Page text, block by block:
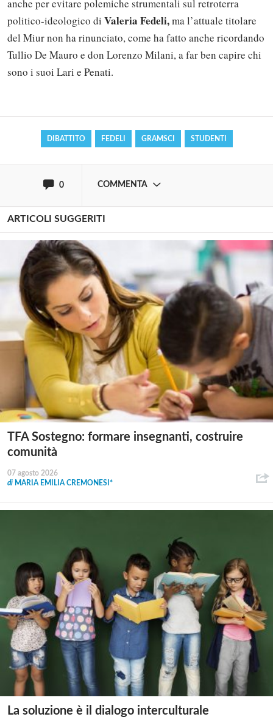
anche per evitare polemiche strumentali sul retroterra
politico-ideologico di Valeria Fedeli,ma l’attuale titolare
del Miur non ha rinunciato, come ha fatto anche ricordando
Tullio De Mauro e don Lorenzo Milani, a far ben capire chi
sono i suoi Lari e Penati.
DIBATTITO FEDELI GRAMSCI STUDENTI
0 COMMENTA
Solo gli utenti registrati possono
commentare!
ARTICOLI SUGGERITI
TFA Sostegno: formare insegnanti, costruire
comunità
07 agosto 2026
di MARIA EMILIA CREMONESI*
La soluzione è il dialogo interculturale